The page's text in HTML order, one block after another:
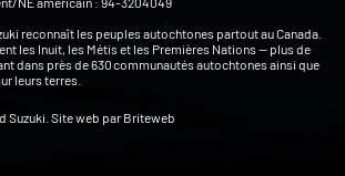
reconnaît les peuples autochtones partout au Canada.
les Inuit, les Métis et les Premières Nations — plus de
dans près de 630 communautés autochtones ainsi que
leurs terres.
Suzuki. Site web par Briteweb